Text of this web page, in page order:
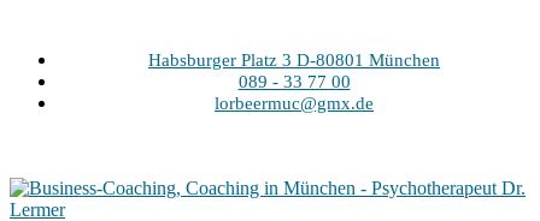
Habsburger Platz 3 D-80801 München
089 - 33 77 00
lorbeermuc@gmx.de